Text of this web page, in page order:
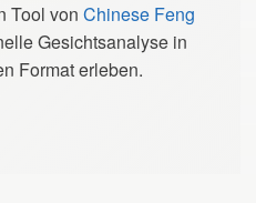
Tool von Chinese Feng
Gesichtsanalyse in
Format erleben.